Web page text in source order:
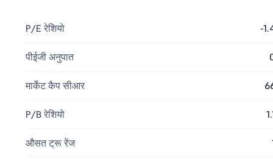
P/E रेशियो -
पीईजी अनुपात
मार्केट कैप सीआर
P/B रेशियो
औसत ट्रू रेंज